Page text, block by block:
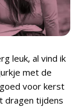
leuk, al vind ik
met de
voor kerst
dragen tijdens